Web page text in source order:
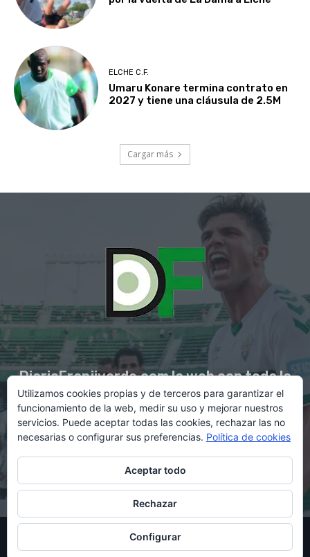
ELCHE C.F.
Umaru Konare termina contrato en
2027 y tiene una cláusula de 2.5M
Cargar más
DiarioFranjiverde.com la web con toda la
información del Elche C.F.
Contacto en:diario@franjiverde.com
© Copyright 2021 - Gestión y diseño por Rubén Maestre
Política de cookies Política de privacidad
Utilizamos cookies propias y de terceros para garantizar el
funcionamiento de la web, medir su uso y mejorar nuestros
servicios. Puede aceptar todas las cookies, rechazar las no
necesarias o configurar sus preferencias. Política de cookies
Aceptar todo
Rechazar
Configurar